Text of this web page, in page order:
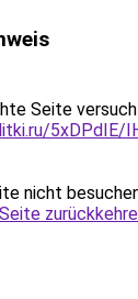
Seite
5xDPdIE/
nicht